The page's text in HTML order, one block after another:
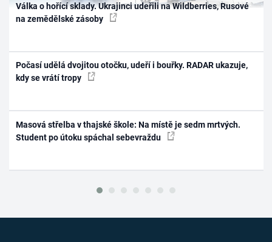
Válka o hořící sklady. Ukrajinci udeřili na Wildberries, Rusové
na zemědělské zásoby
Počasí udělá dvojitou otočku, udeří i bouřky. RADAR ukazuje,
kdy se vrátí tropy
Masová střelba v thajské škole: Na místě je sedm mrtvých.
Student po útoku spáchal sebevraždu